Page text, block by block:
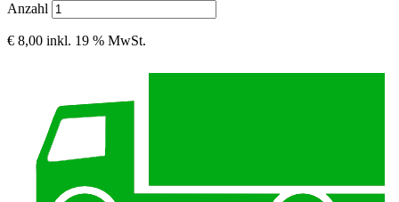
Anzahl
€ 8,00 inkl. 19 % MwSt.